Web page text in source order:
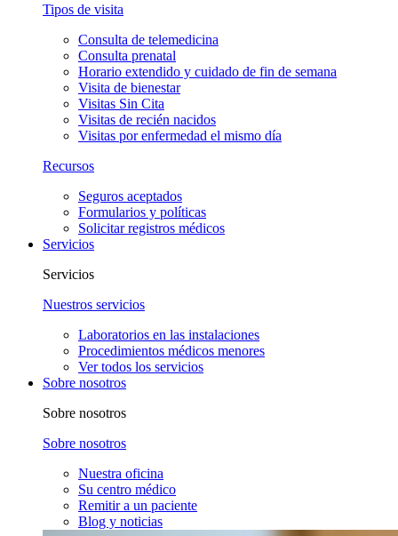
Tipos de visita
Consulta de telemedicina
Consulta prenatal
Horario extendido y cuidado de fin de semana
Visita de bienestar
Visitas Sin Cita
Visitas de recién nacidos
Visitas por enfermedad el mismo día
Recursos
Seguros aceptados
Formularios y políticas
Solicitar registros médicos
Servicios
Servicios
Nuestros servicios
Laboratorios en las instalaciones
Procedimientos médicos menores
Ver todos los servicios
Sobre nosotros
Sobre nosotros
Sobre nosotros
Nuestra oficina
Su centro médico
Remitir a un paciente
Blog y noticias